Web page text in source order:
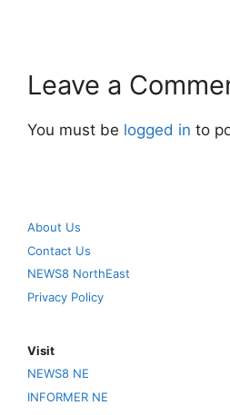
Leave a
You must be logged in to
About Us
Contact Us
NEWS8 NorthEast
Privacy Policy
Visit
NEWS8 NE
INFORMER NE